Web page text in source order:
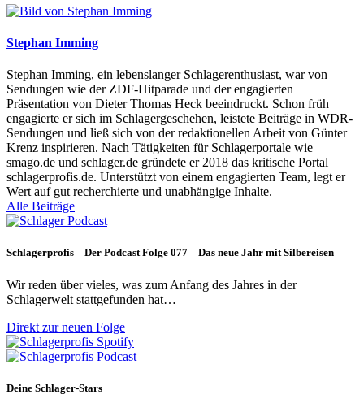
Stephan Imming
Stephan Imming, ein lebenslanger Schlagerenthusiast, war von
Sendungen wie der ZDF-Hitparade und der engagierten
Präsentation von Dieter Thomas Heck beeindruckt. Schon früh
engagierte er sich im Schlagergeschehen, leistete Beiträge in WDR-
Sendungen und ließ sich von der redaktionellen Arbeit von Günter
Krenz inspirieren. Nach Tätigkeiten für Schlagerportale wie
smago.de und schlager.de gründete er 2018 das kritische Portal
schlagerprofis.de. Unterstützt von einem engagierten Team, legt er
Wert auf gut recherchierte und unabhängige Inhalte.
Alle Beiträge
Schlagerprofis – Der Podcast Folge 077 – Das neue Jahr mit Silbereisen
Wir reden über vieles, was zum Anfang des Jahres in der
Schlagerwelt stattgefunden hat…
Direkt zur neuen Folge
Deine Schlager-Stars